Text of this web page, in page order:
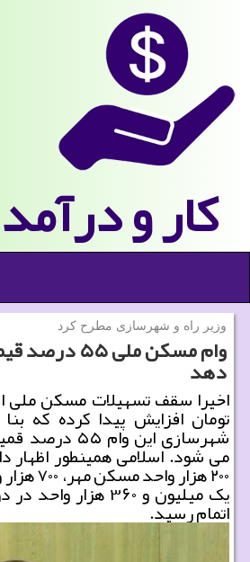
كار و درآمد
وزیر راه و شهرسازی مطرح كرد
وام مسكن
دهد
تومان افزایش پیدا کرده که
شهرسازی این
۲۰۰
یک میلیون و ۳۶۰
اتمام رسید.